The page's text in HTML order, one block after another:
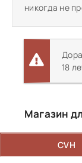
никогда не
18
Магазин
CVH